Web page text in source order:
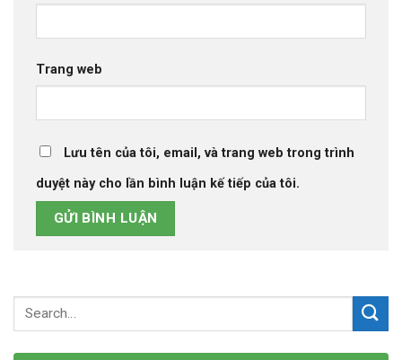
Trang web
Lưu tên của tôi, email, và trang web trong trình
duyệt này cho lần bình luận kế tiếp của tôi.